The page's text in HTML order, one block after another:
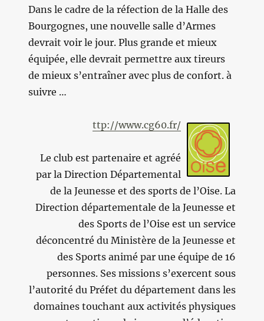
Dans le cadre de la réfection de la Halle des
Bourgognes, une nouvelle salle d’Armes
devrait voir le jour. Plus grande et mieux
équipée, elle devrait permettre aux tireurs
de mieux s’entraîner avec plus de confort. à
suivre …
ttp://www.cg60.fr/
Le club est partenaire et agréé
par la Direction Départemental
de la Jeunesse et des sports de l’Oise. La
Direction départementale de la Jeunesse et
des Sports de l’Oise est un service
déconcentré du Ministère de la Jeunesse et
des Sports animé par une équipe de 16
personnes. Ses missions s’exercent sous
l’autorité du Préfet du département dans les
domaines touchant aux activités physiques